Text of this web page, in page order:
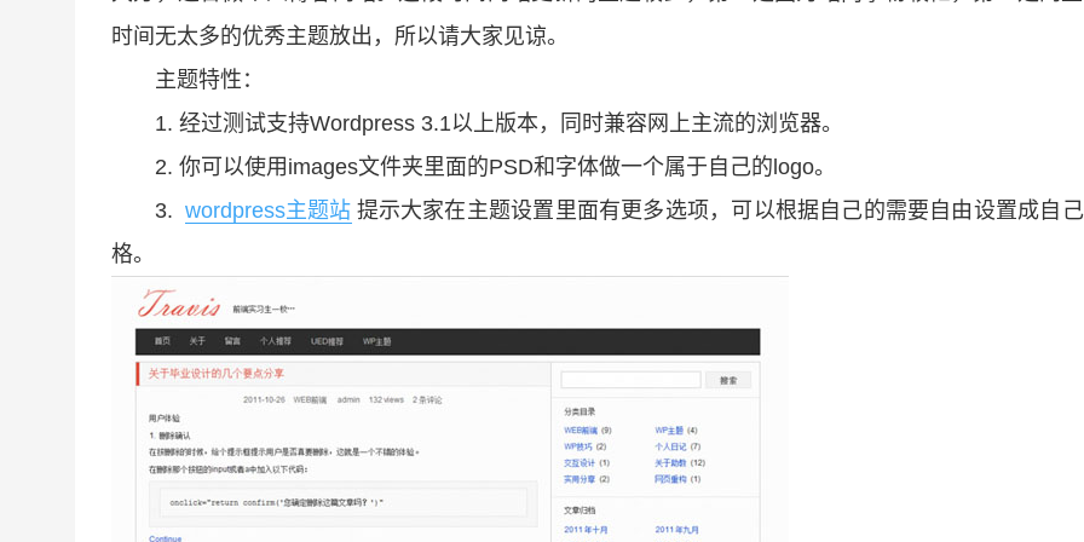
时间无太多的优秀主题放出，所以请大家见谅。
主题特性：
1. 经过测试支持Wordpress 3.1以上版本，同时兼容网上主流的浏览器。
2. 你可以使用images文件夹里面的PSD和字体做一个属于自己的logo。
3. wordpress主题站 提示大家在主题设置里面有更多选项，可以根据自己的需要自由设置成自
格。